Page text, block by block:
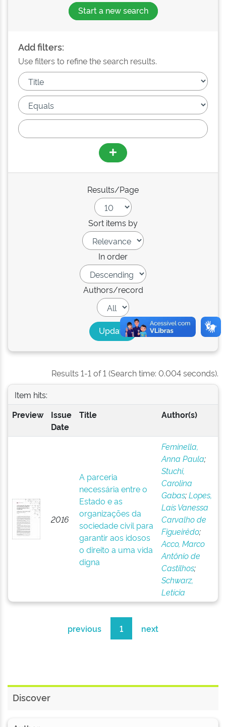
Start a new search
Add filters:
Use filters to refine the search results.
Results/Page
Sort items by
In order
Authors/record
Results 1-1 of 1 (Search time: 0.004 seconds).
Item hits:
Preview
Issue
Date
Title Author(s)
2016
A parceria
necessária entre o
Estado e as
organizações da
sociedade civil para
garantir aos idosos
o direito a uma vida
digna
Feminella,
Anna Paula;
Stuchi,
Carolina
Gabas;Lopes,
Laís Vanessa
Carvalho de
Figueirêdo;
Acco, Marco
Antônio de
Castilhos;
Schwarz,
Letícia
previous 1 next
Discover